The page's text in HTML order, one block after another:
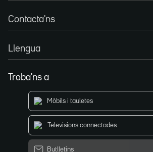
Contacta'ns
Llengua
Troba'ns a
Mòbils i tauletes
Televisions connectades
Butlletins